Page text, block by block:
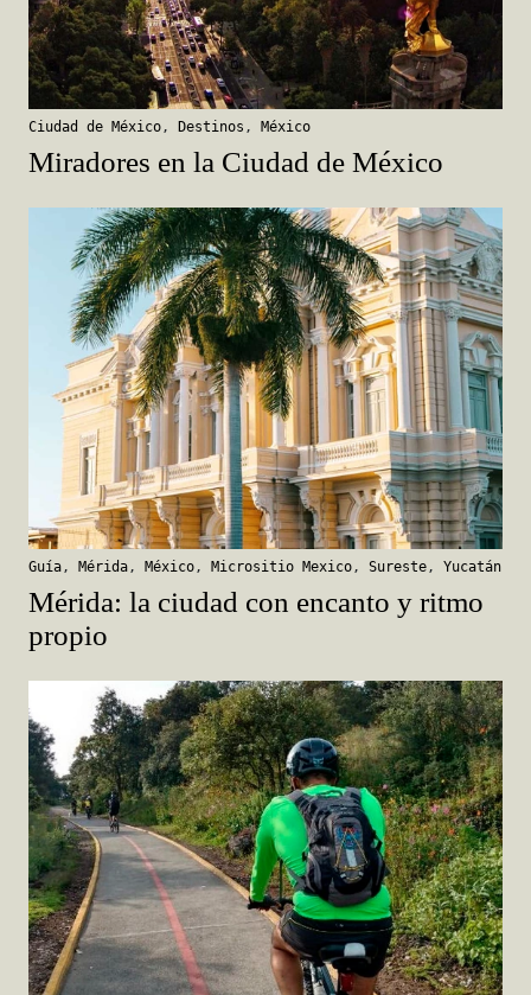
Ciudad de México, Destinos , México
Miradores en la Ciudad de México
Guía, Mérida, México, Micrositio Mexico, Sureste, Yucatán
Mérida: la ciudad con encanto y ritmo
propio